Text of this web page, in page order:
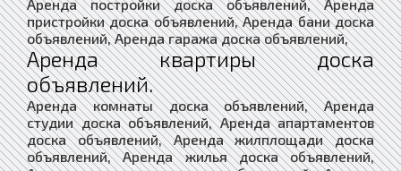
Аренда постройки доска объявлений, Аренда
пристройки доска объявлений, Аренда бани доска
объявлений, Аренда гаража доска объявлений,
Аренда квартиры доска
объявлений.
Аренда комнаты доска объявлений, Аренда
студии доска объявлений, Аренда апартаментов
доска объявлений, Аренда жилплощади доска
объявлений, Аренда жилья доска объявлений,